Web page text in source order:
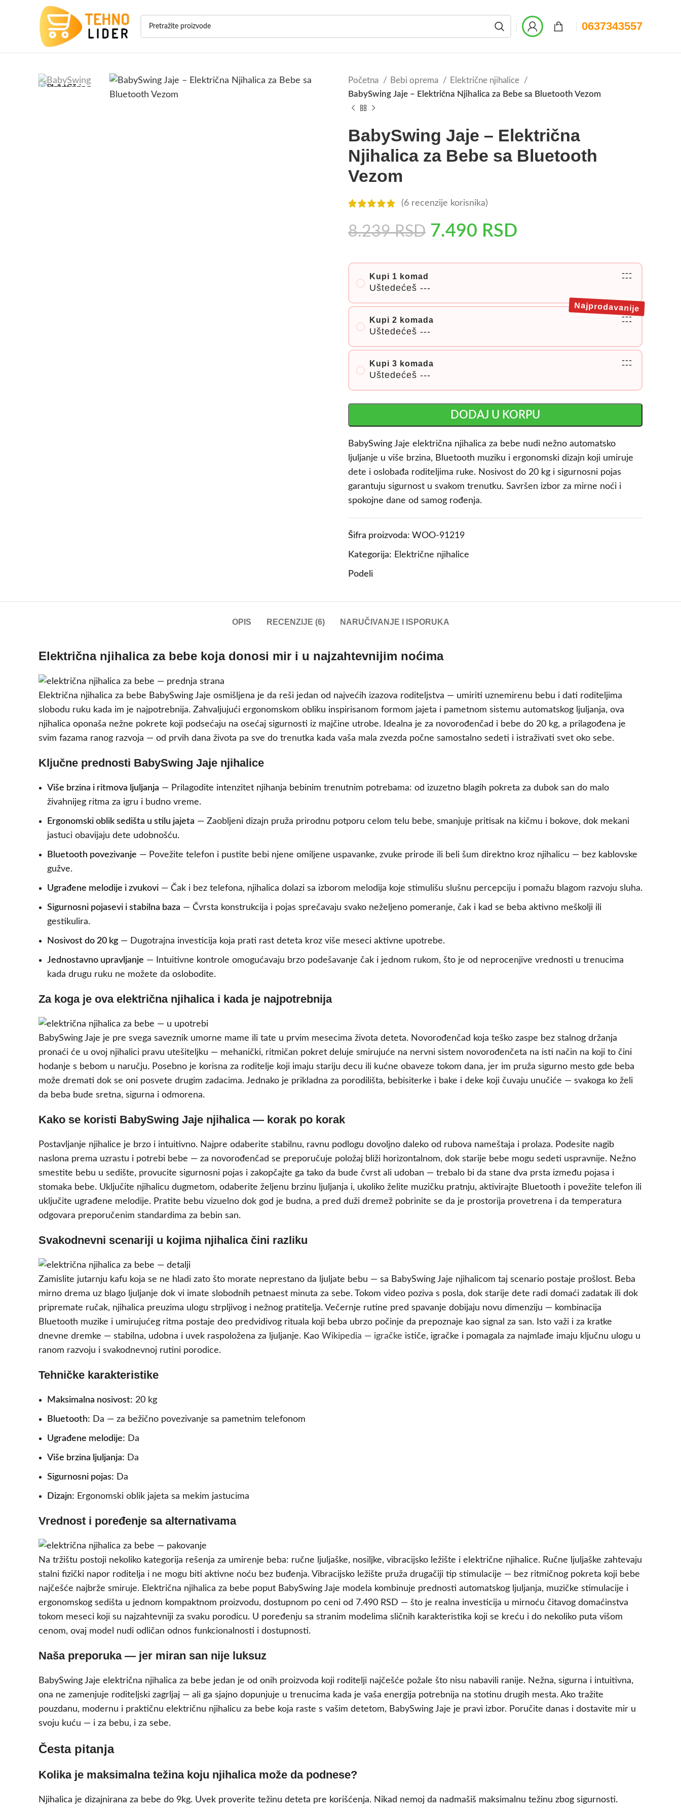
0637343557
Početna Bebi oprema
Električne njihalice
BabySwing Jaje – Električna Njihalica za Bebe sa Bluetooth Vezom
BabySwing Jaje – Električna
Njihalica za Bebe sa Bluetooth
Vezom
(6 recenzije korisnika)
8.239RSD 7.490 RSD
Kupi 1 komad
Uštedećeš ---
---
---
Kupi 2 komada
Uštedećeš ---
---
---
Najprodavanije
Kupi 3 komada
Uštedećeš ---
---
---
DODAJ U KORPU
BabySwing Jaje električna njihalica za bebe nudi nežno automatsko
ljuljanje u više brzina, Bluetooth muziku i ergonomski dizajn koji umiruje
dete i oslobađa roditeljima ruke. Nosivost do 20 kg i sigurnosni pojas
garantuju sigurnost u svakom trenutku. Savršen izbor za mirne noći i
spokojne dane od samog rođenja.
Šifra proizvoda: WOO-91219
Kategorija: Električne njihalice
Podeli
OPIS RECENZIJE (6) NARUČIVANJE I ISPORUKA
Električna njihalica za bebe koja donosi mir i u najzahtevnijim noćima
Električna njihalica za bebe BabySwing Jaje osmišljena je da reši jedan od najvećih izazova roditeljstva — umiriti uznemirenu bebu i dati roditeljima
slobodu ruku kada im je najpotrebnija. Zahvaljujući ergonomskom obliku inspirisanom formom jajeta i pametnom sistemu automatskog ljuljanja, ova
njihalica oponaša nežne pokrete koji podsećaju na osećaj sigurnosti iz majčine utrobe. Idealna je za novorođenčad i bebe do 20 kg, a prilagođena je
svim fazama ranog razvoja — od prvih dana života pa sve do trenutka kada vaša mala zvezda počne samostalno sedeti i istraživati svet oko sebe.
Ključne prednosti BabySwing Jaje njihalice
Više brzina i ritmova ljuljanja — Prilagodite intenzitet njihanja bebinim trenutnim potrebama: od izuzetno blagih pokreta za dubok san do malo
živahnijeg ritma za igru i budno vreme.
Ergonomski oblik sedišta u stilu jajeta — Zaobljeni dizajn pruža prirodnu potporu celom telu bebe, smanjuje pritisak na kičmu i bokove, dok mekani
jastuci obavijaju dete udobnošću.
Bluetooth povezivanje — Povežite telefon i pustite bebi njene omiljene uspavanke, zvuke prirode ili beli šum direktno kroz njihalicu — bez kablovske
gužve.
Ugrađene melodije i zvukovi — Čak i bez telefona, njihalica dolazi sa izborom melodija koje stimulišu slušnu percepciju i pomažu blagom razvoju sluha.
Sigurnosni pojasevi i stabilna baza — Čvrsta konstrukcija i pojas sprečavaju svako neželjeno pomeranje, čak i kad se beba aktivno meškolji ili
gestikulira.
Nosivost do 20 kg — Dugotrajna investicija koja prati rast deteta kroz više meseci aktivne upotrebe.
Jednostavno upravljanje — Intuitivne kontrole omogućavaju brzo podešavanje čak i jednom rukom, što je od neprocenjive vrednosti u trenucima
kada drugu ruku ne možete da oslobodite.
Za koga je ova električna njihalica i kada je najpotrebnija
BabySwing Jaje je pre svega saveznik umorne mame ili tate u prvim mesecima života deteta. Novorođenčad koja teško zaspe bez stalnog držanja
pronaći će u ovoj njihalici pravu utešiteljku — mehanički, ritmičan pokret deluje smirujuće na nervni sistem novorođenčeta na isti način na koji to čini
hodanje s bebom u naručju. Posebno je korisna za roditelje koji imaju stariju decu ili kućne obaveze tokom dana, jer im pruža sigurno mesto gde beba
može dremati dok se oni posvete drugim zadacima. Jednako je prikladna za porodilišta, bebisiterke i bake i deke koji čuvaju unučiće — svakoga ko želi
da beba bude sretna, sigurna i odmorena.
Kako se koristi BabySwing Jaje njihalica — korak po korak
Postavljanje njihalice je brzo i intuitivno. Najpre odaberite stabilnu, ravnu podlogu dovoljno daleko od rubova nameštaja i prolaza. Podesite nagib
naslona prema uzrastu i potrebi bebe — za novorođenčad se preporučuje položaj bliži horizontalnom, dok starije bebe mogu sedeti uspravnije. Nežno
smestite bebu u sedište, provucite sigurnosni pojas i zakopčajte ga tako da bude čvrst ali udoban — trebalo bi da stane dva prsta između pojasa i
stomaka bebe. Uključite njihalicu dugmetom, odaberite željenu brzinu ljuljanja i, ukoliko želite muzičku pratnju, aktivirajte Bluetooth i povežite telefon ili
uključite ugrađene melodije. Pratite bebu vizuelno dok god je budna, a pred duži dremež pobrinite se da je prostorija provetrena i da temperatura
odgovara preporučenim standardima za bebin san.
Svakodnevni scenariji u kojima njihalica čini razliku
Zamislite jutarnju kafu koja se ne hladi zato što morate neprestano da ljuljate bebu — sa BabySwing Jaje njihalicom taj scenario postaje prošlost. Beba
mirno drema uz blago ljuljanje dok vi imate slobodnih petnaest minuta za sebe. Tokom video poziva s posla, dok starije dete radi domaći zadatak ili dok
pripremate ručak, njihalica preuzima ulogu strpljivog i nežnog pratitelja. Večernje rutine pred spavanje dobijaju novu dimenziju — kombinacija
Bluetooth muzike i umirujućeg ritma postaje deo predvidivog rituala koji beba ubrzo počinje da prepoznaje kao signal za san. Isto važi i za kratke
dnevne dremke — stabilna, udobna i uvek raspoložena za ljuljanje. Kao Wikipedia — igračke ističe, igračke i pomagala za najmlađe imaju ključnu ulogu u
ranom razvoju i svakodnevnoj rutini porodice.
Tehničke karakteristike
Maksimalna nosivost: 20 kg
Bluetooth: Da — za bežično povezivanje sa pametnim telefonom
Ugrađene melodije: Da
Više brzina ljuljanja: Da
Sigurnosni pojas: Da
Dizajn: Ergonomski oblik jajeta sa mekim jastucima
Vrednost i poređenje sa alternativama
Na tržištu postoji nekoliko kategorija rešenja za umirenje beba: ručne ljuljaške, nosiljke, vibracijsko ležište i električne njihalice. Ručne ljuljaške zahtevaju
stalni fizički napor roditelja i ne mogu biti aktivne noću bez buđenja. Vibracijsko ležište pruža drugačiji tip stimulacije — bez ritmičnog pokreta koji bebe
najčešće najbrže smiruje. Električna njihalica za bebe poput BabySwing Jaje modela kombinuje prednosti automatskog ljuljanja, muzičke stimulacije i
ergonomskog sedišta u jednom kompaktnom proizvodu, dostupnom po ceni od 7.490 RSD — što je realna investicija u mirnoću čitavog domaćinstva
tokom meseci koji su najzahtevniji za svaku porodicu. U poređenju sa stranim modelima sličnih karakteristika koji se kreću i do nekoliko puta višom
cenom, ovaj model nudi odličan odnos funkcionalnosti i dostupnosti.
Naša preporuka — jer miran san nije luksuz
BabySwing Jaje električna njihalica za bebe jedan je od onih proizvoda koji roditelji najčešće požale što nisu nabavili ranije. Nežna, sigurna i intuitivna,
ona ne zamenjuje roditeljski zagrljaj — ali ga sjajno dopunjuje u trenucima kada je vaša energija potrebnija na stotinu drugih mesta. Ako tražite
pouzdanu, modernu i praktičnu električnu njihalicu za bebe koja raste s vašim detetom, BabySwing Jaje je pravi izbor. Poručite danas i dostavite mir u
svoju kuću — i za bebu, i za sebe.
Česta pitanja
Kolika je maksimalna težina koju njihalica može da podnese?
Njihalica je dizajnirana za bebe do 9kg. Uvek proverite težinu deteta pre korišćenja. Nikad nemoj da nadmašiš maksimalnu težinu zbog sigurnosti.